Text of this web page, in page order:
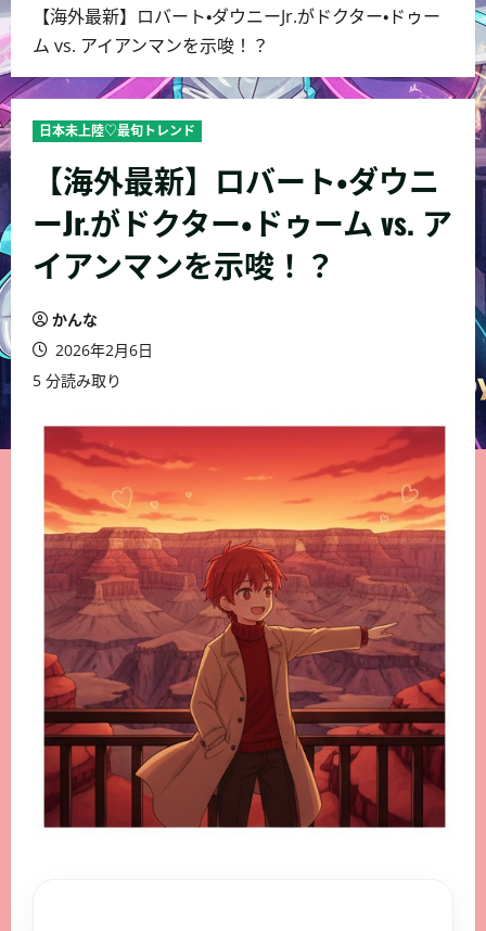
【海外最新】ロバート・ダウニーJr.がドクター・ドゥー
ム vs. アイアンマンを示唆！？
日本未上陸♡最旬トレンド
【海外最新】ロバート・ダウニ
ーJr.がドクター・ドゥーム vs. ア
イアンマンを示唆！？
かんな
2026年2月6日
5 分読み取り